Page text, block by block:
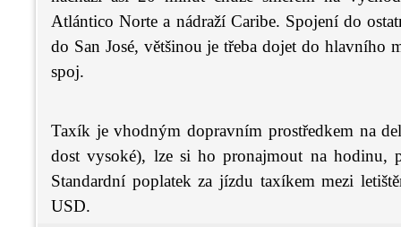
Atlántico Norte a nádraží Caribe. Spojení do
do San José, většinou je třeba dojet do hlavního
spoj.
Taxík je vhodným dopravním prostředkem na
dost vysoké), lze si ho pronajmout na hodinu,
Standardní poplatek za jízdu taxíkem mezi
USD.